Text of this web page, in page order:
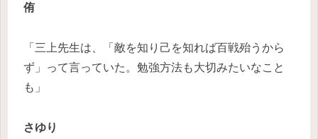
侑
「三上先生は、「敵を知り己を知れば百戦殆うから
ず」って言っていた。勉強方法も大切みたいなこと
も」
さゆり